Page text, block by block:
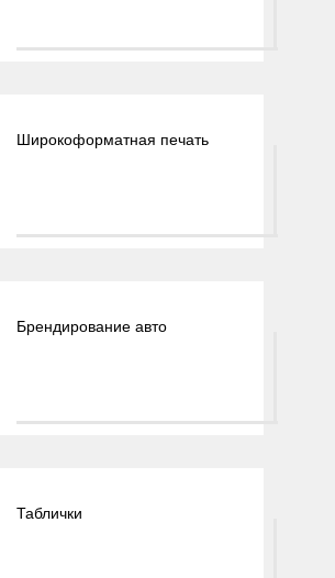
Широкоформатная печать
Брендирование авто
Таблички